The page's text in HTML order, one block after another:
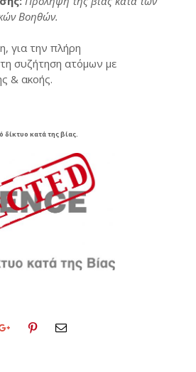
Βοηθών.
για την πλήρη
συζήτηση ατόμων με
& ακοής.
κατά της βίας.